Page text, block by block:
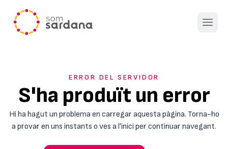
Open
ERROR DEL SERVIDOR
S'ha produït un error
Hi ha hagut un problema en carregar aquesta pàgina. Torna-ho
a provar en uns instants o ves a l'inici per continuar navegant.